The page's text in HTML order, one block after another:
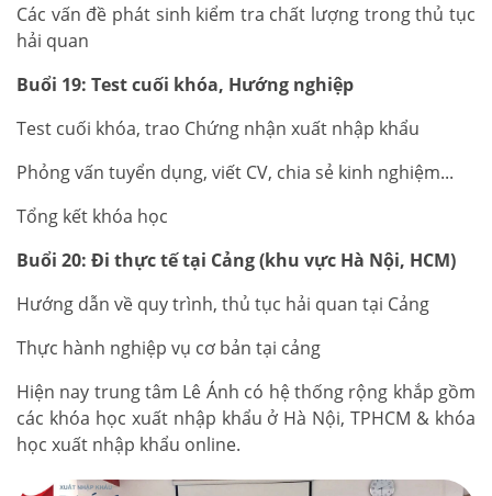
Các vấn đề phát sinh kiểm tra chất lượng trong thủ tục
hải quan
Buổi 19: Test cuối khóa, Hướng nghiệp
Test cuối khóa, trao Chứng nhận xuất nhập khẩu
Phỏng vấn tuyển dụng, viết CV, chia sẻ kinh nghiệm...
Tổng kết khóa học
Buổi 20: Đi thực tế tại Cảng (khu vực Hà Nội, HCM)
Hướng dẫn về quy trình, thủ tục hải quan tại Cảng
Thực hành nghiệp vụ cơ bản tại cảng
Hiện nay trung tâm Lê Ánh có hệ thống rộng khắp gồm
các khóa học xuất nhập khẩu ở Hà Nội, TPHCM & khóa
học xuất nhập khẩu online.